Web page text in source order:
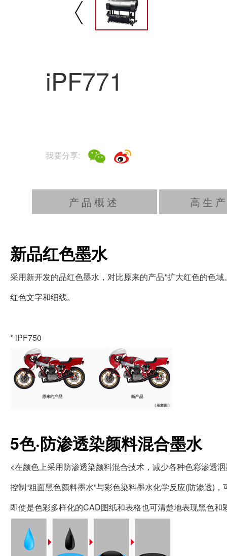
iPF771
我要分享:
产品概述 高生
新品红色墨水
采用新开发的品红色墨水，对比原来的产品*扩大红色的色
红色文字和细线。
* iPF750
5色·防渗透染颜料混合墨水
<在颜色上采用防渗透染颜料混合技术，减少各种色彩渗透
控制“粗面黑色颜料墨水”与彩色染料墨水化学反应(防渗透)
即使是色彩多样化的CAD图纸和表格也可清楚地表现黑色